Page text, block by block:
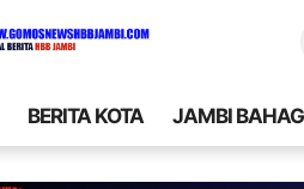
BERITA KOTA JAMBI